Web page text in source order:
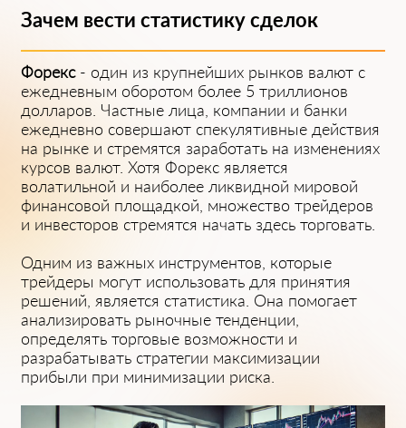
Зачем вести статистику сделок
Форекс- один из крупнейших рынков валют с
ежедневным оборотом более 5 триллионов
долларов. Частные лица, компании и банки
ежедневно совершают спекулятивные действия
на рынке и стремятся заработать на изменениях
курсов валют. Хотя Форекс является
волатильной и наиболее ликвидной мировой
финансовой площадкой, множество трейдеров
и инвесторов стремятся начать здесь торговать.
Одним из важных инструментов, которые
трейдеры могут использовать для принятия
решений, является статистика. Она помогает
анализировать рыночные тенденции,
определять торговые возможности и
разрабатывать стратегии максимизации
прибыли при минимизации риска.